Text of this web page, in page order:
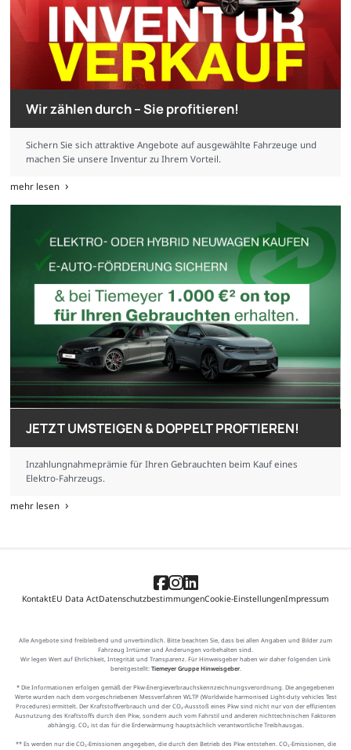
Wir zählen durch – Sie profitieren!
Sichern Sie sich attraktive Angebote auf ausgewählte Fahrzeuge und
machen Sie unsere Inventur zu Ihrem Vorteil.
mehr lesen
JETZT UMSTEIGEN & DOPPELT PROFTIEREN!
Inzahlungnahmeprämie für Ihren Gebrauchten beim Kauf eines
Elektro-Fahrzeugs.
mehr lesen
KontaktEU Data ActDatenschutzbestimmungenCookie-EinstellungenImpressum
Alle Angebote sind freibleibend und unverbindlich. Bitte beachten Sie, dass bei allen Angaben und Bilder zum
Fahrzeug Irrtümer und Änderungen vorbehalten sind.
Wir legen Wert auf Ehrlichkeit, Integrität und Transparenz. Für Hinweisgeber haben wir daher folgenden Link
bereitgestellt: Tiemeyer Gruppe Hinweisgeber.
* Die Informationen erfolgen gemäß der Pkw-Energieverbrauchskennzeichnungsverordnung. Die angegebenen
Werte wurden nach dem vorgeschriebenen Messverfahren WLTP (Worldwide harmonised Light-duty vehicles Test
Procedures) ermittelt. Der Kraftstoffverbrauch und der CO₂-Ausstoß eines Pkw sind nicht nur von der effizienten
Ausnutzung des Kraftstoffs durch den Pkw, sondern auch vom Fahrstil und anderen nichttechnischen Faktoren
abhängig. CO₂ ist das für die Erderwärmung hauptsächlich verantwortliche Treibhausgas.
** Es werden nur die CO₂-Emissionen angegeben, die durch den Betrieb des Pkw entstehen. CO₂-Emissionen, die